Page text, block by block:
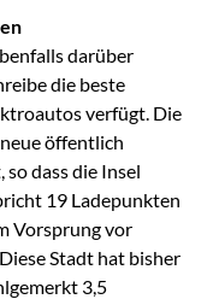
darüber
die beste
verfügt. Die
öffentlich
dass die Insel
19 Ladepunkten
Vorsprung vor
Stadt hat bisher
3,5